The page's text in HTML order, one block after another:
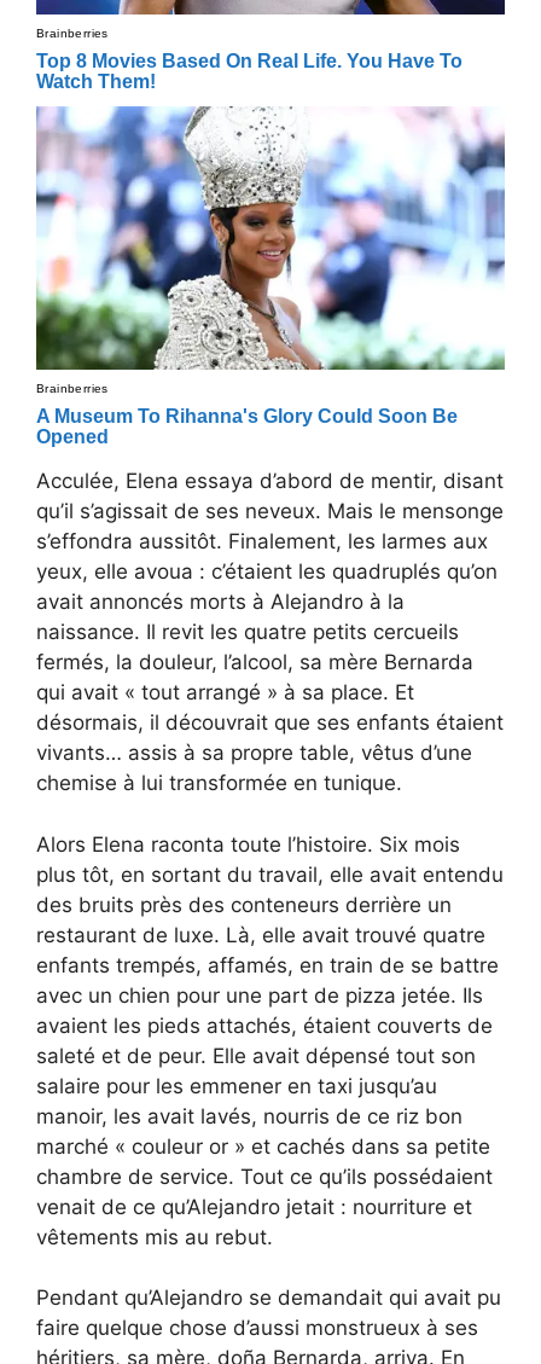
Acculée, Elena essaya d’abord de mentir, disant
qu’il s’agissait de ses neveux. Mais le mensonge
s’effondra aussitôt. Finalement, les larmes aux
yeux, elle avoua : c’étaient les quadruplés qu’on
avait annoncés morts à Alejandro à la
naissance. Il revit les quatre petits cercueils
fermés, la douleur, l’alcool, sa mère Bernarda
qui avait « tout arrangé » à sa place. Et
désormais, il découvrait que ses enfants étaient
vivants… assis à sa propre table, vêtus d’une
chemise à lui transformée en tunique.
Alors Elena raconta toute l’histoire. Six mois
plus tôt, en sortant du travail, elle avait entendu
des bruits près des conteneurs derrière un
restaurant de luxe. Là, elle avait trouvé quatre
enfants trempés, affamés, en train de se battre
avec un chien pour une part de pizza jetée. Ils
avaient les pieds attachés, étaient couverts de
saleté et de peur. Elle avait dépensé tout son
salaire pour les emmener en taxi jusqu’au
manoir, les avait lavés, nourris de ce riz bon
marché « couleur or » et cachés dans sa petite
chambre de service. Tout ce qu’ils possédaient
venait de ce qu’Alejandro jetait : nourriture et
vêtements mis au rebut.
Pendant qu’Alejandro se demandait qui avait pu
faire quelque chose d’aussi monstrueux à ses
héritiers, sa mère, doña Bernarda, arriva. En